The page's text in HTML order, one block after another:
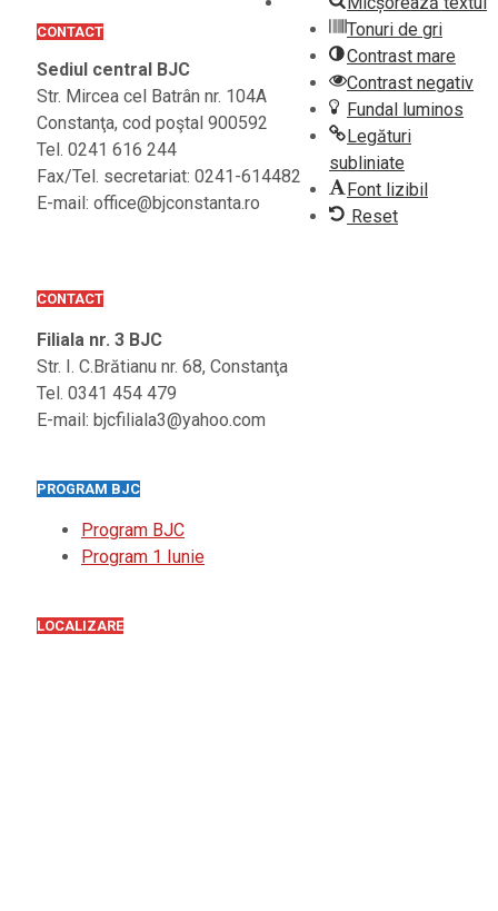
CONTACT
Sediul central BJC
Str. Mircea cel Batrân nr. 104A
Constanţa, cod poştal 900592
Tel. 0241 616 244
Fax/Tel. secretariat: 0241-614482
E-mail: office@bjconstanta.ro
CONTACT
Filiala nr. 3 BJC
Str. I. C.Brătianu nr. 68, Constanţa
Tel. 0341 454 479
E-mail: bjcfiliala3@yahoo.com
PROGRAM BJC
Program BJC
Program 1 Iunie
LOCALIZARE
Tonuri de gri
Contrast mare
Contrast negativ
Fundal luminos
Legături
subliniate
Font lizibil
Reset